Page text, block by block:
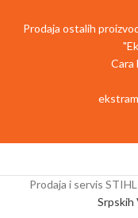
Prodaja ostalih
Cara
Prodaja i servis
Srpskih